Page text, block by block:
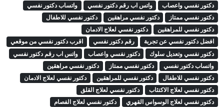
دكتور نفسي واعصاب
واتس اب رقم دكتور نفسي
واتساب دكتور نفسي
دكتور نفسي ممتاز
دكتور نفسي مراهقين
دكتور نفسي للاطفال
دكتور نفسي للمراهقين
دكتور نفسي لعلاج الادمان
افضل دكتور نفسي عن تجربة
رقم دكتور نفسي
اقرب دكتور نفسي من موقعي
دكتور نفسي وتعديل سلوك
دكتور نفسي واعصاب
واتس اب رقم دكتور نفسي
واتساب دكتور نفسي
دكتور نفسي ممتاز
دكتور نفسي مراهقين
دكتور نفسي للاطفال
دكتور نفسي للمراهقين
دكتور نفسي لعلاج الادمان
دكتور نفسي لعلاج الاكتئاب
دكتور نفسي لعلاج القلق
دكتور نفسي لعلاج الوسواس القهري
دكتور نفسي لعلاج الفصام